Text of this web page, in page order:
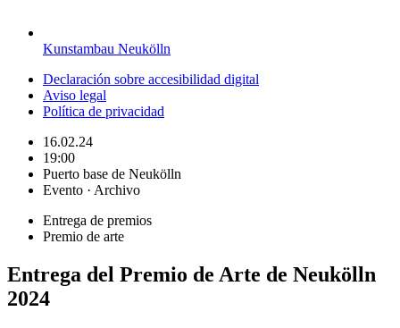
Kunstambau Neukölln
Declaración sobre accesibilidad digital
Aviso legal
Política de privacidad
16.02.24
19:00
Puerto base de Neukölln
Evento · Archivo
Entrega de premios
Premio de arte
Entrega del Premio de Arte de Neukölln
2024